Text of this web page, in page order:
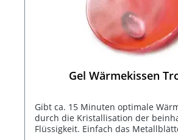
Gel Wärmekissen
Gibt ca. 15 Minuten optimale
durch die Kristallisation der
Flüssigkeit. Einfach das